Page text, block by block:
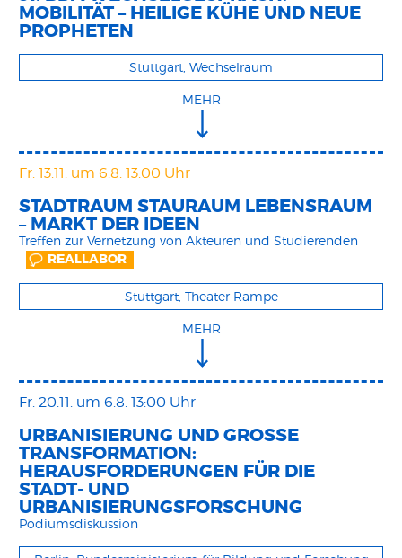
MOBILITÄT – HEILIGE KÜHE UND NEUE
PROPHETEN
Stuttgart, Wechselraum
MEHR
Fr. 13.11. um 6.8. 13:00 Uhr
STADTRAUM STAURAUM LEBENSRAUM
– MARKT DER IDEEN
Treffen zur Vernetzung von Akteuren und Studierenden
REALLABOR
Stuttgart, Theater Rampe
MEHR
Fr. 20.11. um 6.8. 13:00 Uhr
URBANISIERUNG UND GROSSE T
RANSFORMATION: H
ERAUSFORDERUNGEN FÜR DIE S
TADT- UND U
RBANISIERUNGSFORSCHUNG
Podiumsdiskussion